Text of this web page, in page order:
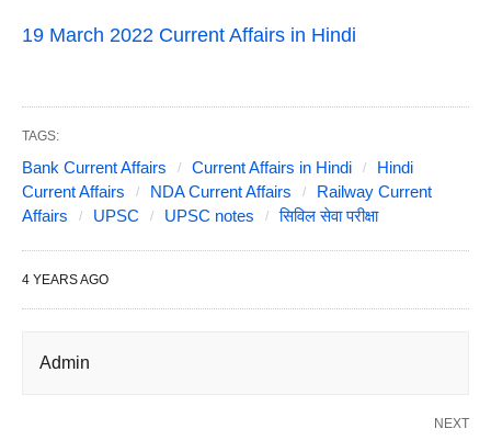
19 March 2022 Current Affairs in Hindi
TAGS:
Bank Current Affairs Current Affairs in Hindi
Hindi
Current Affairs
NDA Current Affairs
Railway Current
Affairs
UPSC UPSC notes सिविल सेवा परीक्षा
4 YEARS AGO
Admin
NEXT